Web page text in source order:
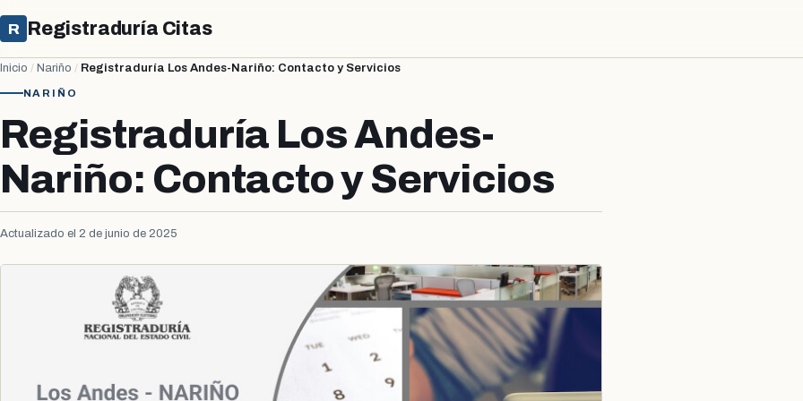
R Registraduría Citas
Inicio / Nariño / Registraduría Los Andes-Nariño: Contacto y Servicios
NARIÑO
Registraduría Los Andes-
Nariño: Contacto y Servicios
Actualizado el 2 de junio de 2025